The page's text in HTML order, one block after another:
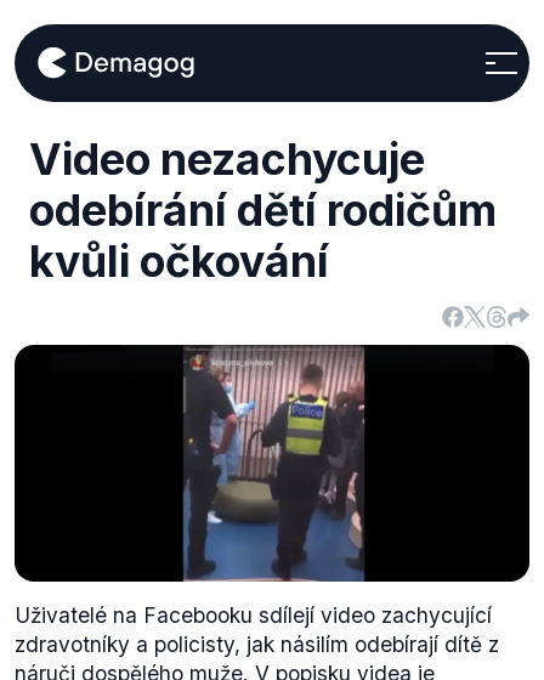
Video nezachycuje
odebírání dětí rodičům
kvůli očkování
Uživatelé na Facebooku sdílejí video zachycující
zdravotníky a policisty, jak násilím odebírají dítě z
náruči dospělého muže. V popisku videa je